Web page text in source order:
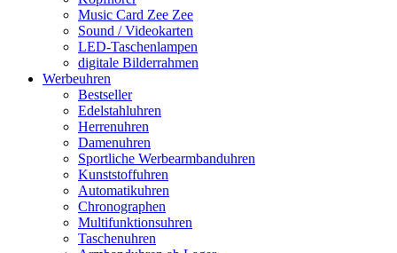
Music Card Zee Zee
Sound / Videokarten
LED-Taschenlampen
digitale Bilderrahmen
Werbeuhren
Bestseller
Edelstahluhren
Herrenuhren
Damenuhren
Sportliche Werbearmbanduhren
Kunststoffuhren
Automatikuhren
Chronographen
Multifunktionsuhren
Taschenuhren